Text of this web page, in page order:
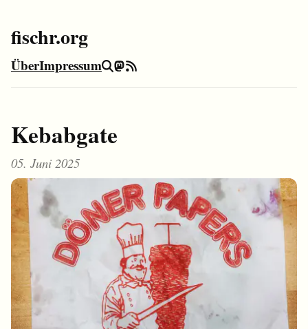
fischr.org
ÜberImpressumSuche
Mastodon
RSS-Feed
Kebabgate
05. Juni 2025